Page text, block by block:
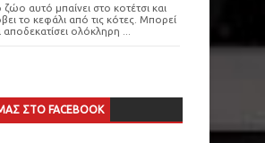
ζώο αυτό μπαίνει στο κοτέτσι και
το κεφάλι από τις κότες. Μπορεί
αποδεκατίσει ολόκληρη ...
ΣΤΟ FACEBOOK